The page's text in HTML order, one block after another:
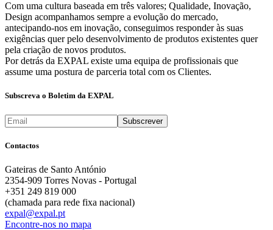
Com uma cultura baseada em três valores; Qualidade, Inovação,
Design acompanhamos sempre a evolução do mercado,
antecipando-nos em inovação, conseguimos responder às suas
exigências quer pelo desenvolvimento de produtos existentes quer
pela criação de novos produtos.
Por detrás da EXPAL existe uma equipa de profissionais que
assume uma postura de parceria total com os Clientes.
Subscreva o Boletim da EXPAL
Contactos
Gateiras de Santo António
2354-909 Torres Novas - Portugal
+351 249 819 000
(chamada para rede fixa nacional)
expal@expal.pt
Encontre-nos no mapa